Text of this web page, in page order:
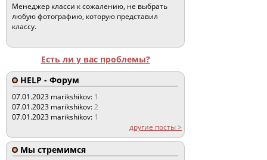
Менеджер класси к сожалению, не выбрать
любую фотографию, которую представил
классу.
Есть ли у вас проблемы?
HELP - Форум
07.01.2023 marikshikov: 1
07.01.2023 marikshikov:2
07.01.2023 marikshikov: 1
другие посты >
Мы стремимся